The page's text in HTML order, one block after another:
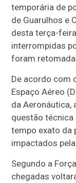
temporária de
de Guarulhos e
desta terça-
interrompidas
foram
De acordo com
Espaço Aéreo
da Aeronáutica,
questão técnica
tempo exato da
impactados
Segundo a
chegadas